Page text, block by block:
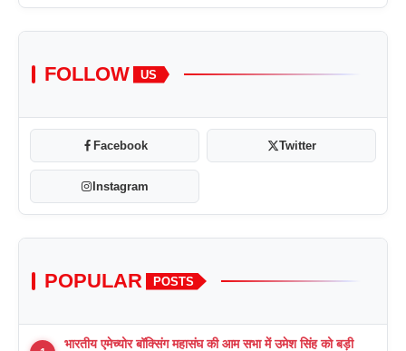
FOLLOW US
Facebook Twitter
Instagram
POPULAR POSTS
भारतीय एमेच्योर बॉक्सिंग महासंघ की आम सभा में उमेश सिंह को बड़ी